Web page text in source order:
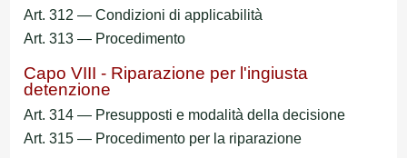
Art. 312 — Condizioni di applicabilità
Art. 313 — Procedimento
Capo VIII - Riparazione per l'ingiusta
detenzione
Art. 314 — Presupposti e modalità della decisione
Art. 315 — Procedimento per la riparazione